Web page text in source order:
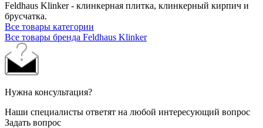
Feldhaus Klinker - клинкерная плитка, клинкерный кирпич и
брусчатка.
Все товары категории
Все товары бренда Feldhaus Klinker
Нужна консультация?
Наши специалисты ответят на любой интересующий вопрос
Задать вопрос